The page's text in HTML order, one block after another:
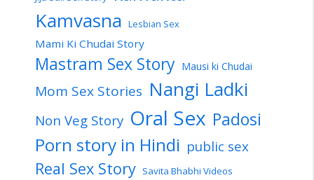
Kamvasna Lesbian Sex
Mami Ki Chudai Story
Mastram Sex Story Mausi ki Chudai
Mom Sex Stories Nangi Ladki
Non Veg Story Oral Sex Padosi
Porn story in Hindi public sex
Real Sex Story Savita Bhabhi Videos